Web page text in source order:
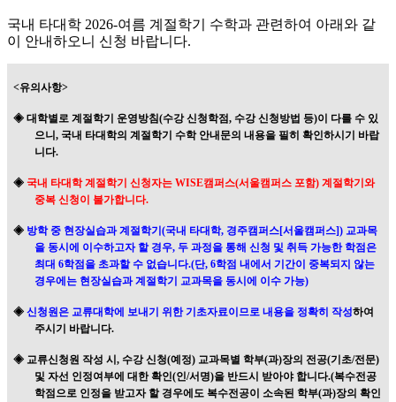
국내 타대학 2026-여름 계절학기 수학과 관련하여 아래와 같
이 안내하오니 신청 바랍니다.
<유의사항>
◈ 대학별로 계절학기 운영방침(수강 신청학점, 수강 신청방법 등)이 다를 수 있
으니, 국내 타대학의 계절학기 수학 안내문의 내용을 필히 확인하시기 바랍
니다.
◈ 국내 타대학 계절학기 신청자는 WISE캠퍼스(서울캠퍼스 포함) 계절학기와
중복 신청이 불가합니다.
◈ 방학 중 현장실습과 계절학기(국내 타대학, 경주캠퍼스[서울캠퍼스]) 교과목
을 동시에 이수하고자 할 경우, 두 과정을 통해 신청 및 취득 가능한 학점은
최대 6학점을 초과할 수 없습니다.(단, 6학점 내에서 기간이 중복되지 않는
경우에는 현장실습과 계절학기 교과목을 동시에 이수 가능)
◈ 신청원은 교류대학에 보내기 위한 기초자료이므로 내용을 정확히 작성하여
주시기 바랍니다.
◈ 교류신청원 작성 시, 수강 신청(예정) 교과목별 학부(과)장의 전공(기초/전문)
및 자선 인정여부에 대한 확인(인/서명)을 반드시 받아야 합니다.(복수전공
학점으로 인정을 받고자 할 경우에도 복수전공이 소속된 학부(과)장의 확인